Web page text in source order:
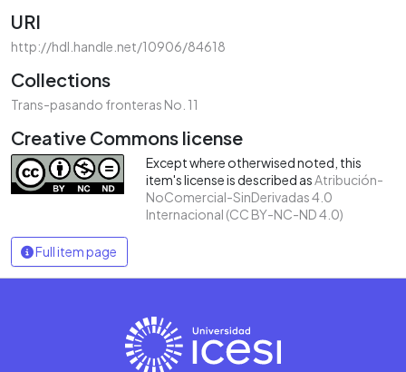
URI
http://hdl.handle.net/10906/84618
Collections
Trans-pasando fronteras No. 11
Creative Commons license
Except where otherwised noted, this
item's license is described asAtribución-
NoComercial-SinDerivadas 4.0
Internacional (CC BY-NC-ND 4.0)
Full item page